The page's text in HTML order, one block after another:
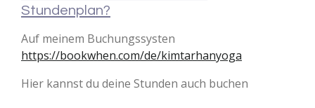
Stundenplan?
Auf meinem Buchungssysten
https://bookwhen.com/de/kimtarhanyoga
Hier kannst du deine Stunden auch buchen